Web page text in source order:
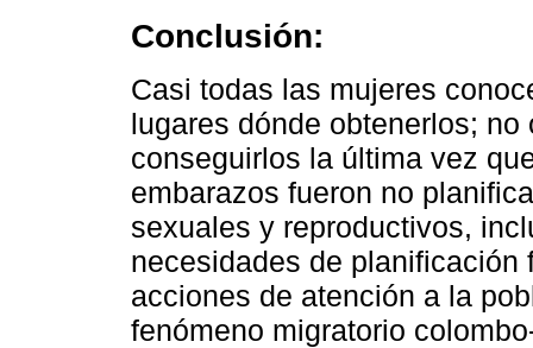
Conclusión:
Casi todas las mujeres
lugares dónde obtenerlos;
conseguirlos la última vez
embarazos fueron no
sexuales y reproductivos,
necesidades de planificación
acciones de atención a la
fenómeno migratorio